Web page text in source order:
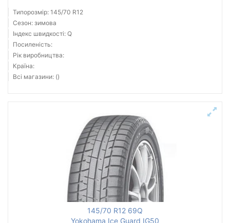
Типорозмір: 145/70 R12
Сезон: зимова
Індекс швидкості: Q
Посиленість:
Рік виробництва:
Країна:
Всі магазини: ()
145/70 R12 69Q
Yokohama Ice Guard IG50